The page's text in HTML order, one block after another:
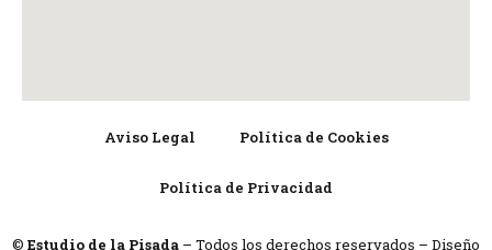
Aviso Legal Política de Cookies
Política de Privacidad
© Estudio de la Pisada – Todos los derechos reservados – Diseño